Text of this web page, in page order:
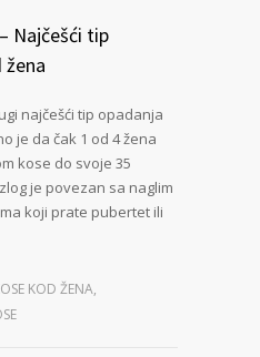
Najčešći tip
najčešći tip opadanja
je da čak 1 od 4 žena
kose do svoje 35
je povezan sa naglim
koji prate pubertet ili
KOD ŽENA,